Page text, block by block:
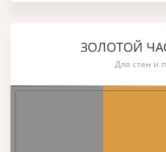
ЗОЛОТОЙ
Для стен и